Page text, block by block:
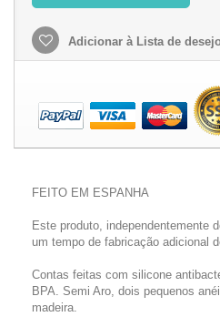
Adicionar à Lista de
FEITO EM ESPANHA
Este produto, independentemente
um tempo de fabricação adicional
Contas feitas com silicone
BPA. Semi Aro, dois pequenos
madeira.